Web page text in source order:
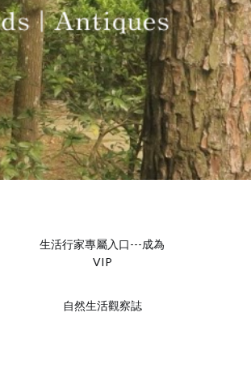
生活行家專屬入口---成為
VIP
自然生活觀察誌